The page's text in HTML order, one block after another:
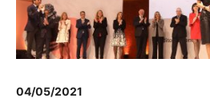
04/05/2021